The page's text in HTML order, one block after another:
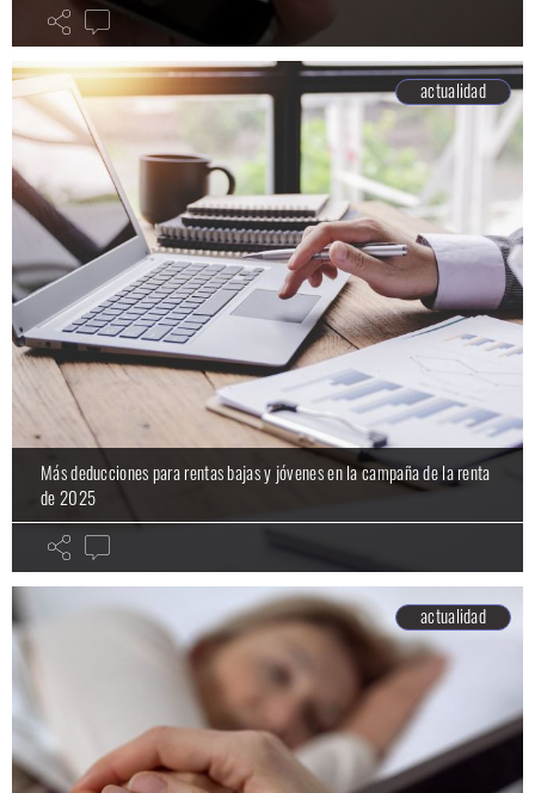
actualidad
Más deducciones para rentas bajas y jóvenes en la campaña de la renta
de 2025
actualidad